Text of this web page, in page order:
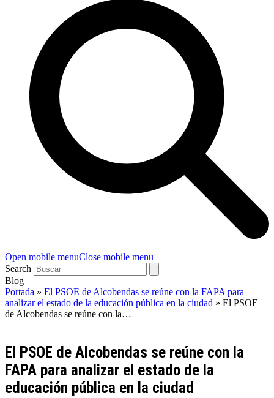
Open mobile menuClose mobile menu
Search
Blog
Portada » El PSOE de Alcobendas se reúne con la FAPA para
analizar el estado de la educación pública en la ciudad » El PSOE
de Alcobendas se reúne con la…
El PSOE de Alcobendas se reúne con la
FAPA para analizar el estado de la
educación pública en la ciudad